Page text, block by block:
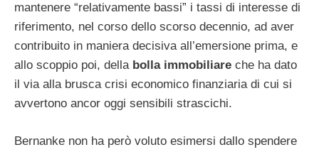
mantenere “relativamente bassi” i tassi di interesse di
riferimento, nel corso dello scorso decennio, ad aver
contribuito in maniera decisiva all’emersione prima, e
allo scoppio poi, della bolla immobiliare che ha dato
il via alla brusca crisi economico finanziaria di cui si
avvertono ancor oggi sensibili strascichi.
Bernanke non ha però voluto esimersi dallo spendere